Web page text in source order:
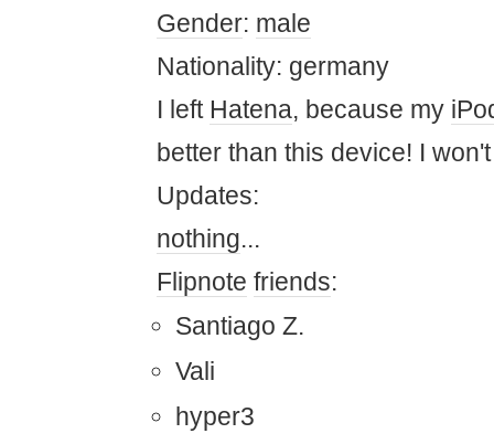
Gender: male
Nationality: germany
I left Hatena, because my
better than this device! I
Updates:
nothing...
Flipnote friends:
Santiago Z.
Vali
hyper3